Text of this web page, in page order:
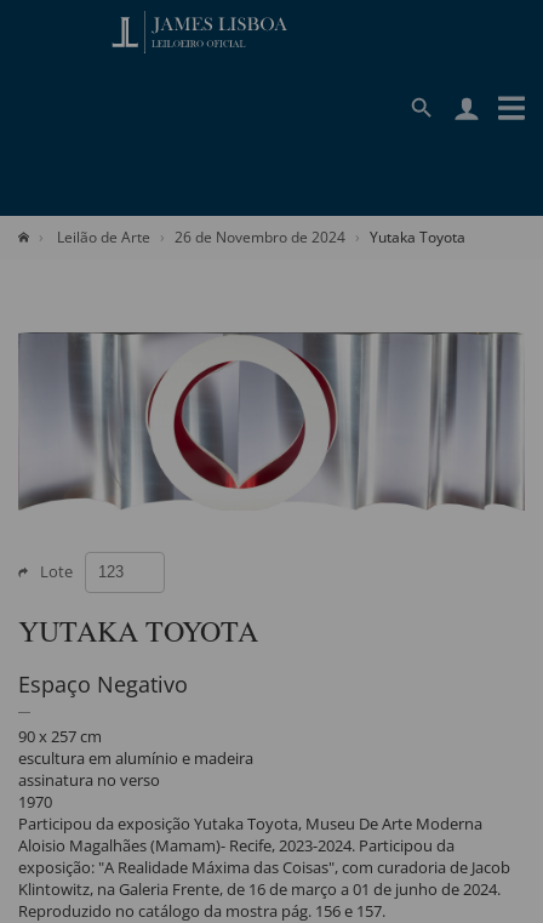
Leilão de Arte 26 de Novembro de 2024 Yutaka Toyota
Lote
YUTAKA TOYOTA
Espaço Negativo
90 x 257 cm
escultura em alumínio e madeira
assinatura no verso
1970
Participou da exposição Yutaka Toyota, Museu De Arte Moderna
Aloisio Magalhães (Mamam)- Recife, 2023-2024. Participou da
exposição: "A Realidade Máxima das Coisas", com curadoria de Jacob
Klintowitz, na Galeria Frente, de 16 de março a 01 de junho de 2024.
Reproduzido no catálogo da mostra pág. 156 e 157.